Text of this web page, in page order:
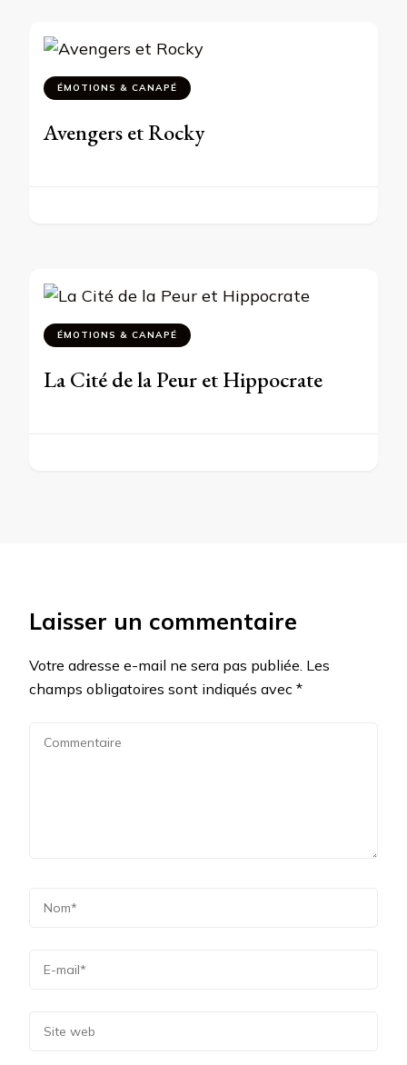
ÉMOTIONS & CANAPÉ
Avengers et Rocky
ÉMOTIONS & CANAPÉ
La Cité de la Peur et Hippocrate
Laisser un commentaire
Votre adresse e-mail ne sera pas publiée. Les
champs obligatoires sont indiqués avec *